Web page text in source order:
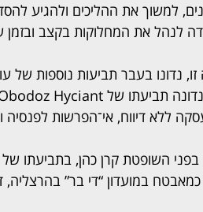
למשוך את ההליכים ולהגיע
לנהל את המחלוקות בקצב ובזמן
נדונו בעבר תביעות נוספות
ללא דיווח, אי־הפרשות לפנסיה
בפני השופטת קרן כהן, בתביעתו